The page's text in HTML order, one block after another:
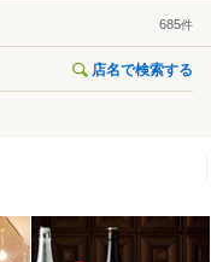
685件
店名で検索する